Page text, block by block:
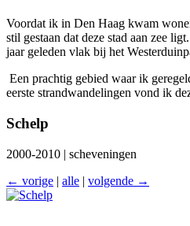
Voordat ik in Den Haag kwam
stil gestaan dat deze stad aan zee
jaar geleden vlak bij het
Een prachtig gebied waar ik
eerste strandwandelingen vond ik
Schelp
2000-2010 | scheveningen
← vorige | alle | volgende →